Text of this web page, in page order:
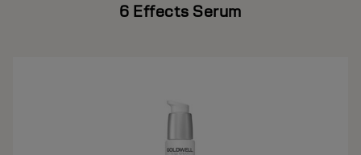
6 Effects Serum